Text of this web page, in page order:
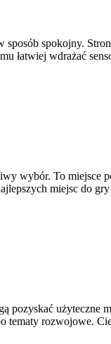
spokojny.
łatwiej wdrażać
wybór. To miejsce
miejsc do
użyteczne
tematy rozwojowe.